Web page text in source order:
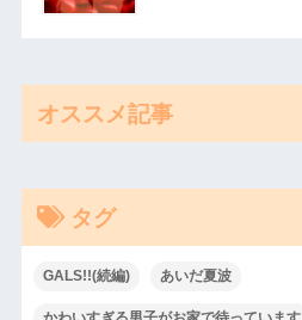
オススメ記事
タグ
GALS!!(続編) あいだ夏波